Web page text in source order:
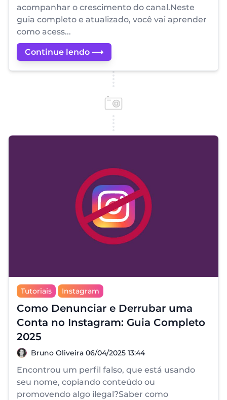
acompanhar o crescimento do canal.Neste
guia completo e atualizado, você vai aprender
como acess...
Continue lendo ⟶
Tutoriais Instagram
Como Denunciar e Derrubar uma
Conta no Instagram: Guia Completo
2025
Bruno Oliveira
Bruno Oliveira 06/04/2025 13:44
Encontrou um perfil falso, que está usando
seu nome, copiando conteúdo ou
promovendo algo ilegal?Saber como